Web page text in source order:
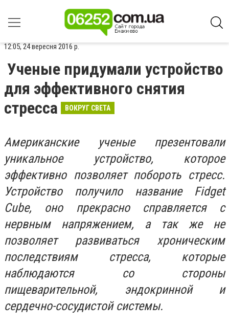
12:05, 24 вересня 2016 р.
Ученые придумали устройство
для эффективного снятия
стресса
ВОКРУГ СВЕТА
Американские ученые презентовали
уникальное устройство, которое
эффективно позволяет побороть стресс.
Устройство получило название Fidget
Cube, оно прекрасно справляется с
нервным напряжением, а так же не
позволяет развиваться хроническим
последствиям стресса, которые
наблюдаются со стороны
пищеварительной, эндокринной и
сердечно-сосудистой системы.